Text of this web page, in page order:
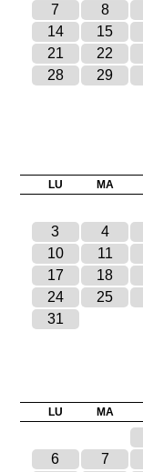
7
8
14
15
21
22
28
29
LU MA
3
4
10
11
17
18
24
25
31
LU MA
6
7